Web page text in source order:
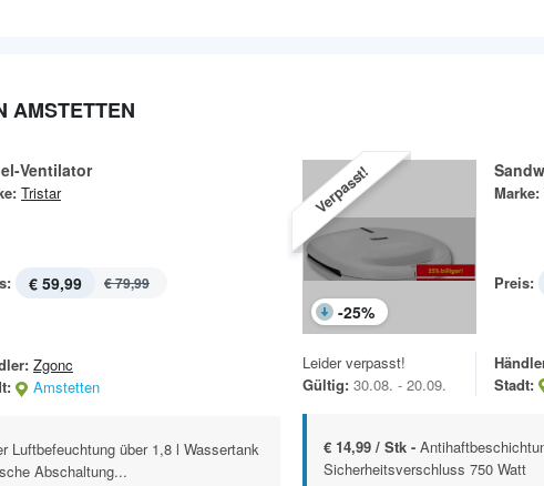
AMSTETTEN
Ventilator
Tristar
€ 59,99 € 79,99
Zgonc
Amstetten
Luftbefeuchtung über 1,8 l Wassertank
Abschaltung...
Verpasst!
-25%
Marke:
Preis:
Leider verpasst!
Gültig: 30.08. - 20.09.
Stadt:
€ 14,99 / Stk -
Sicherheitsverschluss 750 Watt